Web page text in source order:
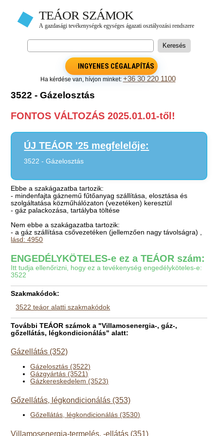
INGYENES CÉGALAPÍTÁS
Ha kérdése van, hívjon minket: +36 30 220 1100
3522 - Gázelosztás
FONTOS VÁLTOZÁS 2025.01.01-től!
ÚJ TEÁOR '25 megfelelője:
3522 - Gázelosztás
Ebbe a szakágazatba tartozik:
- mindenfajta gáznemű fűtőanyag szállítása, elosztása és
szolgáltatása közműhálózaton (vezetéken) keresztül
- gáz palackozása, tartályba töltése
Nem ebbe a szakágazatba tartozik:
- a gáz szállítása csővezetéken (jellemzően nagy távolságra) ,
lásd: 4950
ENGEDÉLYKÖTELES-e ez a TEÁOR szám:
Itt tudja ellenőrizni, hogy ez a tevékenység engedélyköteles-e:
3522
Szakmakódok:
3522 teáor alatti szakmakódok
További TEÁOR számok a "Villamosenergia-, gáz-,
gőzellátás, légkondicionálás" alatt:
Gázellátás (352)
Gázelosztás (3522)
Gázgyártás (3521)
Gázkereskedelem (3523)
Gőzellátás, légkondicionálás (353)
Gőzellátás, légkondicionálás (3530)
Villamosenergia-termelés, -ellátás (351)